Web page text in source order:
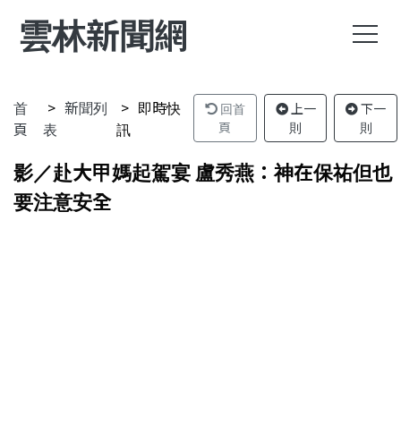
雲林新聞網
首
頁
新聞列
表
即時快
訊
回首
頁
上一
則
下一
則
影／赴大甲媽起駕宴 盧秀燕：神在保祐但也
要注意安全